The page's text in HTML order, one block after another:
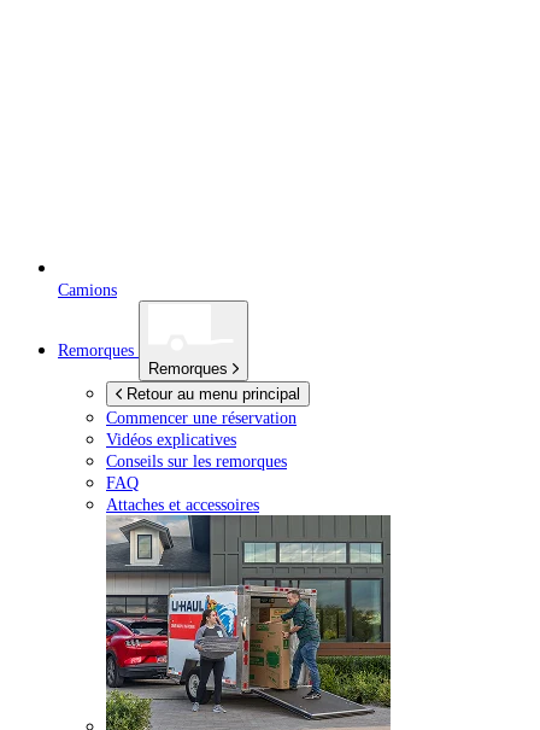
Camions
Remorques
Remorques
Retour au menu principal
Commencer une réservation
Vidéos explicatives
Conseils sur les remorques
FAQ
Attaches et accessoires